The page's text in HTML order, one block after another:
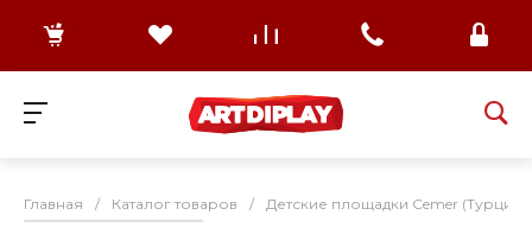
Главная / Каталог товаров / Детские площадки Cemer (Турция)